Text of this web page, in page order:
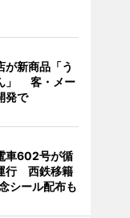
が新商品「う
」 客・メー
発で
車602号が循
行 西鉄移籍
シール配布も